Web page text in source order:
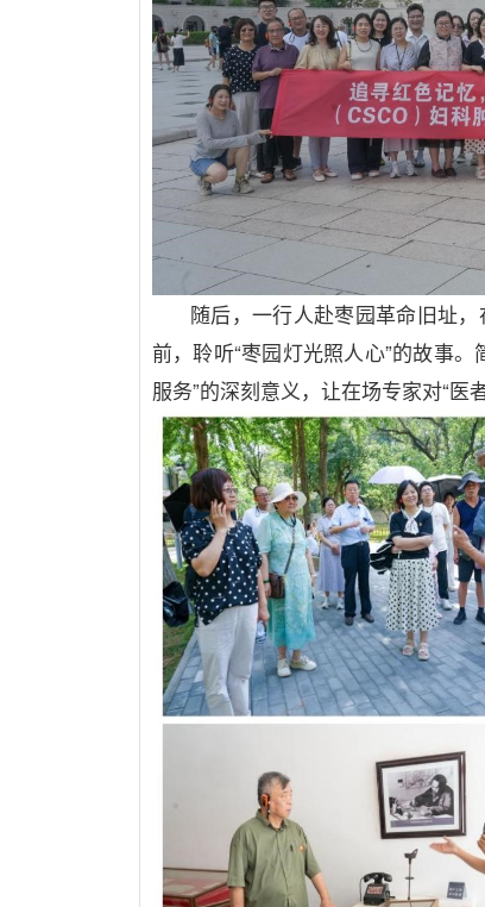
随后，一行人赴枣园革命旧址
前，聆听“枣园灯光照人心”的故事。
服务”的深刻意义，让在场专家对“医